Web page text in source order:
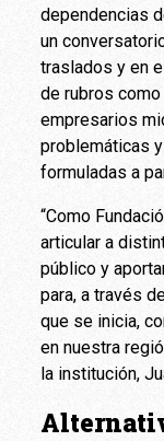
dependencias
un
traslados y en
de rubros
empresarios
problemáticas
formuladas a
“Como
articular a
público y
para, a través
que se inicia,
en nuestra
la institución,